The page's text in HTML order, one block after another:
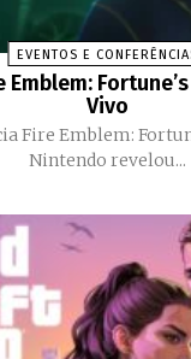
EVENTOS E
Emblem:
Vivo
Fire Emblem:
Nintendo revelou...